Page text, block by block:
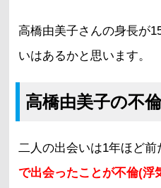
高橋由美子さんの身長が
いはあるかと思います。
高橋由美子の不
二人の出会いは1年ほど前
で出会ったことが不倫(浮